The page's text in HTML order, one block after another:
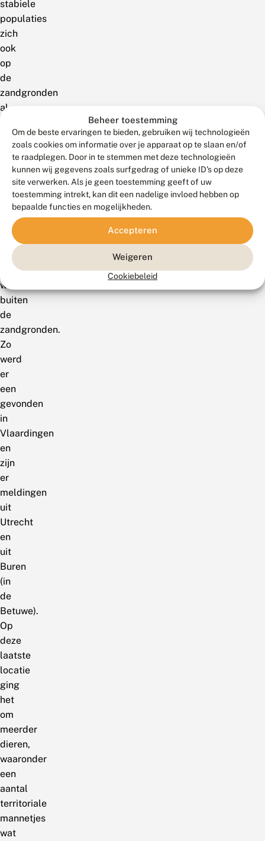
Beheer toestemming
Om de beste ervaringen te bieden, gebruiken wij technologieën
zoals cookies om informatie over je apparaat op te slaan en/of
te raadplegen. Door in te stemmen met deze technologieën
kunnen wij gegevens zoals surfgedrag of unieke ID's op deze
site verwerken. Als je geen toestemming geeft of uw
toestemming intrekt, kan dit een nadelige invloed hebben op
bepaalde functies en mogelijkheden.
Accepteren
Weigeren
Cookiebeleid
stabiele
populaties
zich
ook
op
de
zandgronden
al
hebben.
jaar
zijn
ook
meldingen
van
gevlekte
witsnuitlibellen
buiten
de
zandgronden.
Zo
werd
er
een
gevonden
in
Vlaardingen
en
zijn
er
meldingen
uit
Utrecht
en
uit
Buren
(in
de
Betuwe).
Op
deze
laatste
locatie
ging
het
om
meerder
dieren,
waaronder
een
aantal
territoriale
mannetjes
wat